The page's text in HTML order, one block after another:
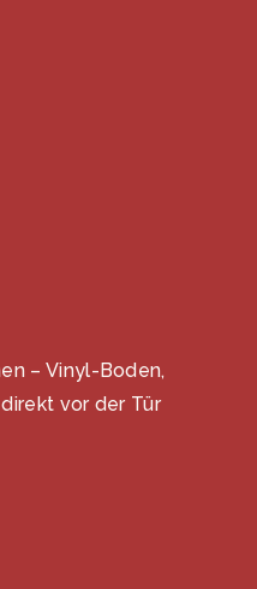
– Vinyl-Boden,
vor der Tür